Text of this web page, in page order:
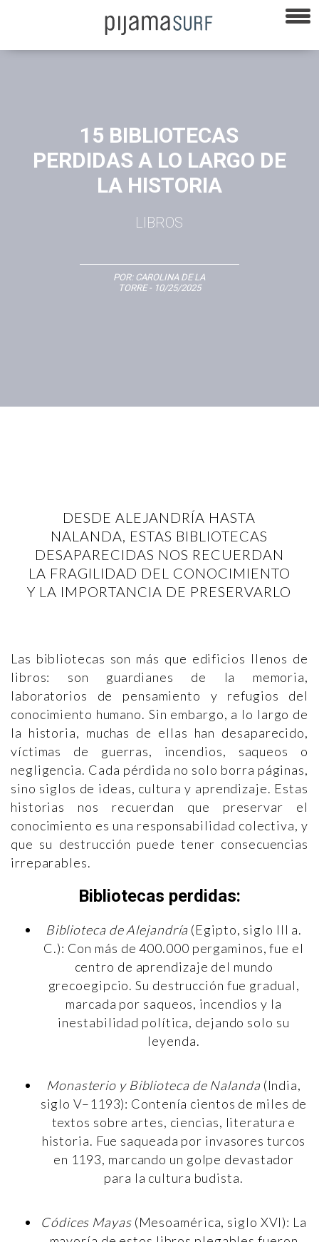
15 BIBLIOTECAS
PERDIDAS A LO LARGO DE
LA HISTORIA
LIBROS
POR: CAROLINA DE LA
TORRE- 10/25/2025
DESDE ALEJANDRÍA HASTA
NALANDA, ESTAS BIBLIOTECAS
DESAPARECIDAS NOS RECUERDAN
LA FRAGILIDAD DEL CONOCIMIENTO
Y LA IMPORTANCIA DE PRESERVARLO
Las bibliotecas son más que edificios llenos de
libros: son guardianes de la memoria,
laboratorios de pensamiento y refugios del
conocimiento humano. Sin embargo, a lo largo de
la historia, muchas de ellas han desaparecido,
víctimas de guerras, incendios, saqueos o
negligencia. Cada pérdida no solo borra páginas,
sino siglos de ideas, cultura y aprendizaje. Estas
historias nos recuerdan que preservar el
conocimiento es una responsabilidad colectiva, y
que su destrucción puede tener consecuencias
irreparables.
Bibliotecas perdidas:
Biblioteca de Alejandría (Egipto, siglo III a.
C.): Con más de 400.000 pergaminos, fue el
centro de aprendizaje del mundo
grecoegipcio. Su destrucción fue gradual,
marcada por saqueos, incendios y la
inestabilidad política, dejando solo su
leyenda.
Monasterio y Biblioteca de Nalanda (India,
siglo V–1193): Contenía cientos de miles de
textos sobre artes, ciencias, literatura e
historia. Fue saqueada por invasores turcos
en 1193, marcando un golpe devastador
para la cultura budista.
Códices Mayas(Mesoamérica, siglo XVI): La